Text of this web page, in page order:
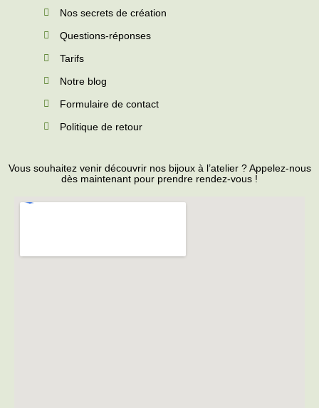
Nos secrets de création
Questions-réponses
Tarifs
Notre blog
Formulaire de contact
Politique de retour
Vous souhaitez venir découvrir nos bijoux à l’atelier ? Appelez-nous
dès maintenant pour prendre rendez-vous !